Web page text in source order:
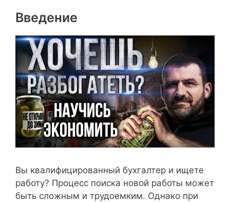
Введение
Вы квалифицированный бухгалтер и ищете
работу? Процесс поиска новой работы может
быть сложным и трудоемким. Однако при